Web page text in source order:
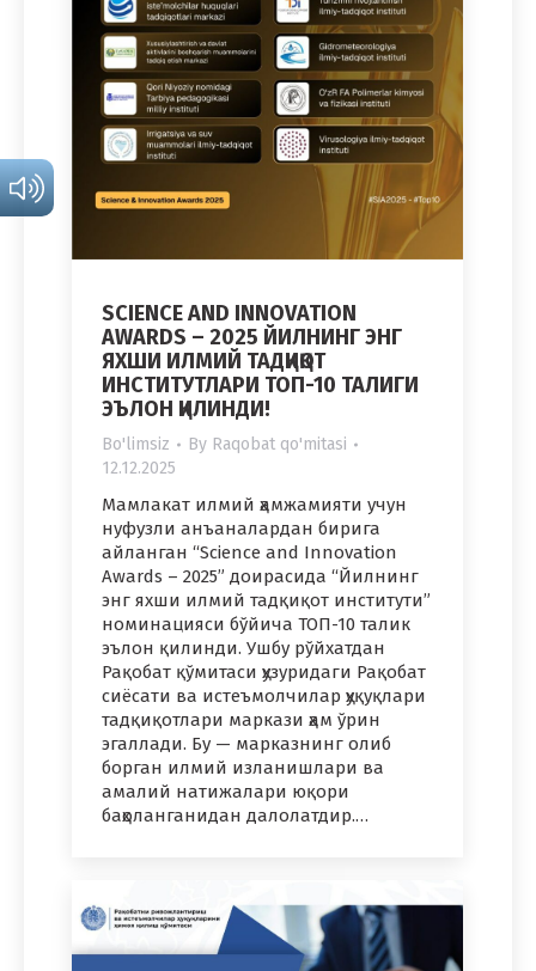
SCIENCE AND INNOVATION
AWARDS – 2025 ЙИЛНИНГ ЭНГ
ЯХШИ ИЛМИЙ ТАДҚИҚОТ
ИНСТИТУТЛАРИ ТОП-10 ТАЛИГИ
ЭЪЛОН ҚИЛИНДИ!
Bo'limsiz By Raqobat qo'mitasi
12.12.2025
Мамлакат илмий ҳамжамияти учун
нуфузли анъаналардан бирига
айланган “Science and Innovation
Awards – 2025” доирасида “Йилнинг
энг яхши илмий тадқиқот институти”
номинацияси бўйича ТОП-10 талик
эълон қилинди. Ушбу рўйхатдан
Рақобат қўмитаси ҳузуридаги Рақобат
сиёсати ва истеъмолчилар ҳуқуқлари
тадқиқотлари маркази ҳам ўрин
эгаллади. Бу — марказнинг олиб
борган илмий изланишлари ва
амалий натижалари юқори
баҳоланганидан далолатдир.…